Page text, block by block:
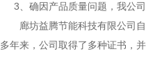
3、确因产品质量问题，我公司
廊坊益腾节能科技有限公司自
多年来，公司取得了多种证书，